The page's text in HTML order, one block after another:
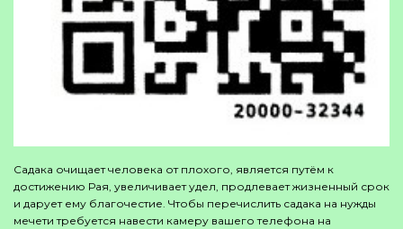
Садака очищает человека от плохого, является путём к
достижению Рая, увеличивает удел, продлевает жизненный срок
и дарует ему благочестие. Чтобы перечислить садака на нужды
мечети требуется навести камеру вашего телефона на